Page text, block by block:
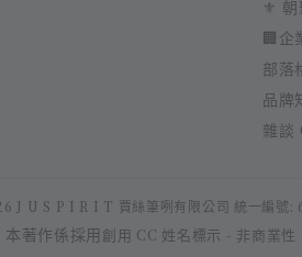
⚜️ 朝
🏢企
部落
品
雜談
J U S P I R I T 賈絲筆咧有限公司 統一編
本著作係採用 創用 CC 姓名標示 - 非商業